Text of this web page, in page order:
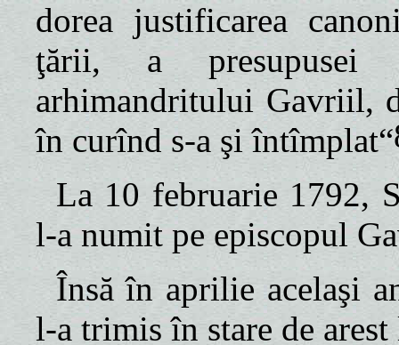
dorea justificarea
ţării, a presupusei
arhimandritului Gavriil,
în curînd s-a şi întîmplat“
La 10 februarie 1792,
l-a numit pe episcopul
Însă în aprilie acelaşi
l-a trimis în stare de arest